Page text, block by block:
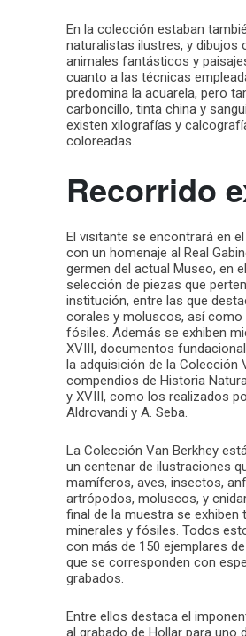
En la colección estaban
naturalistas ilustres, y dibujos
animales fantásticos y
cuanto a las técnicas
predomina la acuarela, pero
carboncillo, tinta china y
existen xilografías y
coloreadas.
Recorrido
El visitante se encontrará en
con un homenaje al Real
germen del actual Museo, en
selección de piezas que
institución, entre las que
corales y moluscos, así como
fósiles. Además se exhiben
XVIII, documentos
la adquisición de la Colección
compendios de Historia
y XVIII, como los realizados
Aldrovandi y A. Seba.
La Colección Van Berkhey
un centenar de ilustraciones
mamíferos, aves, insectos,
artrópodos, moluscos, y
final de la muestra se exhiben
minerales y fósiles. Todos
con más de 150 ejemplares
que se corresponden con
grabados.
Entre ellos destaca el
al grabado de Hollar para uno